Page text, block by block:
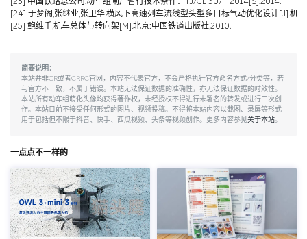
[24] 于梦阁,张继业,张卫华.横风下高速列车流线型头型多目标气动优化设计[J].机
[25] 鲍维千,机车总体与转向架[M].北京:中国铁道出版社,2010.
简要说明：
本站并非CR或者CRRC官网，内容不代表官方，不会严格执行官方命名方式/分类等，若
与官方不一致，不属于错误。本站无法保证数据的准确性，亦无法保证数据的时效性。
本站所有动车组萌化头像均获得著作权，未经授权不得进行未署名的转发或进行二次创
作。本站目前不接受任何形式的图片、视频投稿。不得将本站内容以截图、录屏等形式
用于包括但不限于抖音、快手、西瓜视频、头条等视频创作。更多内容参见关于本站。
一点点不一样的